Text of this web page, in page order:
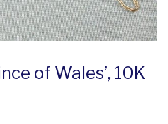
of Wales’, 10K